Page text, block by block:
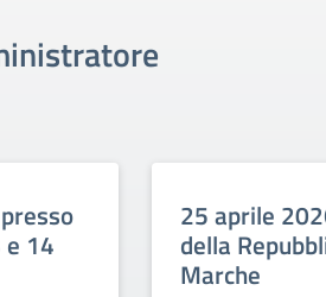
14
25 aprile
della
Marche